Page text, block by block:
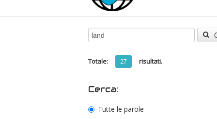
Totale: 27 risultati.
Cerca:
Tutte le parole